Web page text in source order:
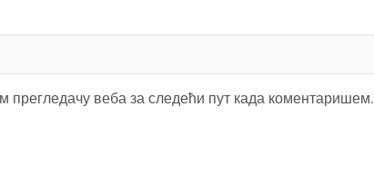
прегледачу веба за следећи пут када коментаришем.